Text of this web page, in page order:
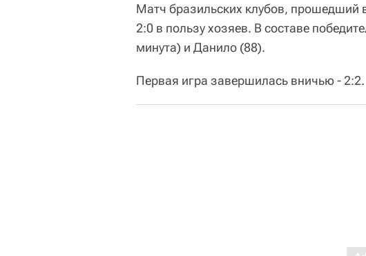
Матч бразильских клубов, прошедший
2:0 в пользу хозяев. В составе
минута) и Данило (88).
Первая игра завершилась вничью - 2:2.